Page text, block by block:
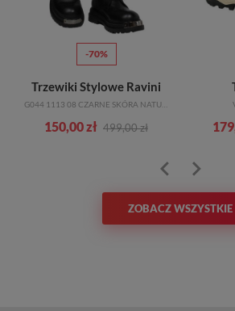
-70%
Trzewiki Stylowe Ravini
G044 1113 08 CZARNE SKÓRA NATURALNA_TN
150,00 zł 499,00 zł
ZOBACZ WSZYSTKIE